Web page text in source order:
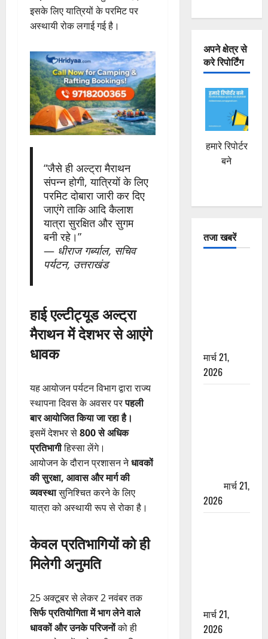
इसके लिए यात्रियों के परमिट पर
अस्थायी रोक लगाई गई है।
“जैसे ही अल्ट्रा मैराथन
संपन्न होगी, यात्रियों के लिए
परमिट दोबारा जारी कर दिए
जाएंगे ताकि आदि कैलाश
यात्रा सुरक्षित और सुगम
बनी रहे।”
— धीराज गर्ब्याल, सचिव
पर्यटन, उत्तराखंड
हाई एल्टीट्यूड अल्ट्रा
मैराथन में देशभर से आएंगे
धावक
यह आयोजन पर्यटन विभाग द्वारा राज्य
स्थापना दिवस के अवसर परपहली
बार आयोजित किया जा रहा है।
इसमें देशभर से800 से अधिक
प्रतिभागीहिस्सा लेंगे।
आयोजन के दौरान प्रशासन नेधावकों
की सुरक्षा, आवास और मार्ग की
व्यवस्थासुनिश्चित करने के लिए
यात्रा को अस्थायी रूप से रोका है।
केवल प्रतिभागियों को ही
मिलेगी अनुमति
25 अक्टूबर से लेकर 2 नवंबर तक
सिर्फ प्रतियोगिता में भाग लेने वाले
धावकों और उनके परिजनोंको ही
अपने क्षेत्र से
करे रिपोर्टिंग
हमारे रिपोर्टर
बने
तजा खबरें
मार्च 21,
2026
मार्च 21,
2026
मार्च 21,
2026